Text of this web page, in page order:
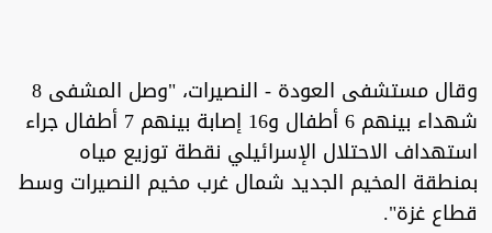
وقال مستشفى العودة - النصيرات، "وصل المشفى 8
شهداء بينهم 6 أطفال و16 إصابة بينهم 7 أطفال جراء
استهداف الاحتلال الإسرائيلي نقطة توزيع مياه
بمنطقة المخيم الجديد شمال غرب مخيم النصيرات وسط
قطاع غزة".